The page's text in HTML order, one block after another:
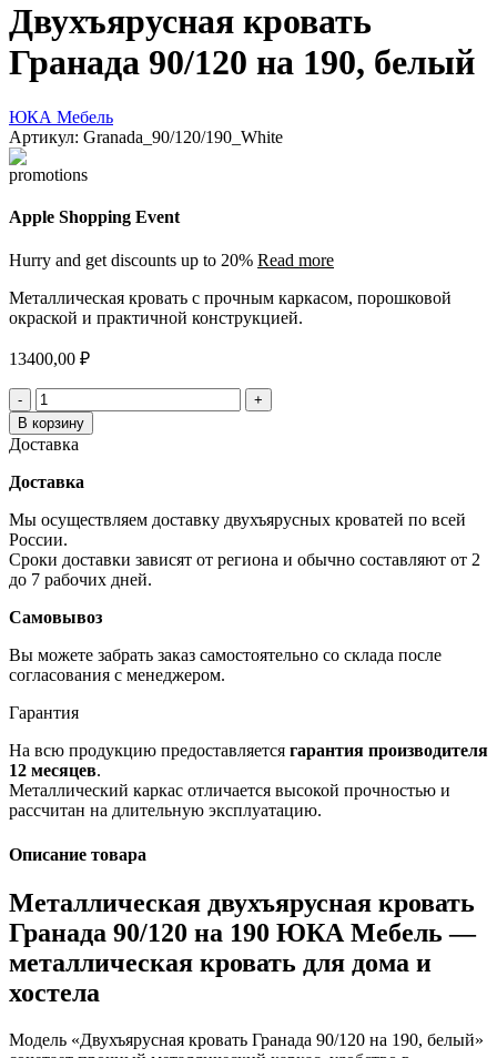
Двухъярусная кровать
Гранада 90/120 на 190, белый
ЮКА Мебель
Артикул: Granada_90/120/190_White
Apple Shopping Event
Hurry and get discounts up to 20% Read more
Металлическая кровать с прочным каркасом, порошковой
окраской и практичной конструкцией.
13400,00 ₽
Количество
товара
Двухъярусная
кровать
Гранада
на
190,
белый
В корзину
Доставка
Доставка
Мы осуществляем доставку двухъярусных кроватей по всей
России.
Сроки доставки зависят от региона и обычно составляют от 2
до 7 рабочих дней.
Самовывоз
Вы можете забрать заказ самостоятельно со склада после
согласования с менеджером.
Гарантия
На всю продукцию предоставляется гарантия производителя
12 месяцев.
Металлический каркас отличается высокой прочностью и
рассчитан на длительную эксплуатацию.
Описание товара
Металлическая двухъярусная кровать
Гранада 90/120 на 190 ЮКА Мебель —
металлическая кровать для дома и
хостела
Модель «Двухъярусная кровать Гранада 90/120 на 190, белый»